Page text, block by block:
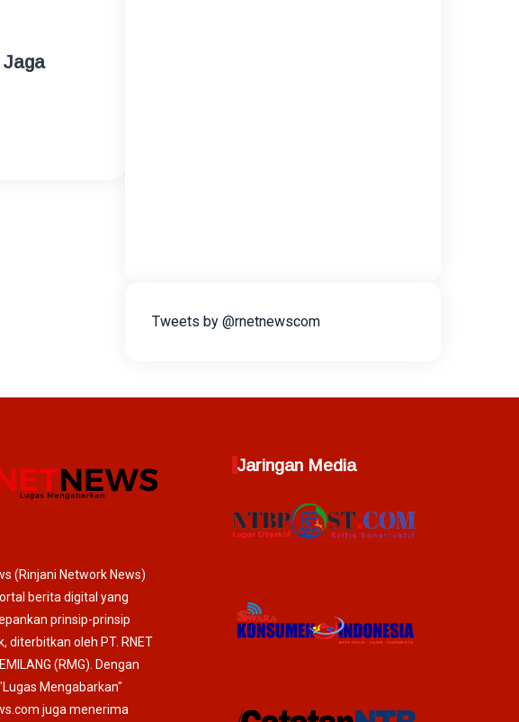
Tweets by @rnetnewscom
(Rinjani Network News)
berita digital yang
prinsip-prinsip
diterbitkan oleh PT. RNET
(RMG). Dengan
Mengabarkan"
juga menerima
Jaringan Media